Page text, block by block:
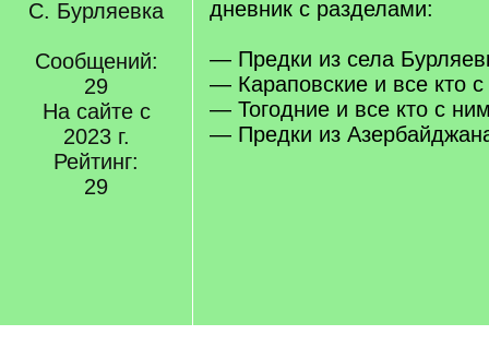
С. Бурляевка
Сообщений:
29
На сайте с
2023 г.
Рейтинг:
29
дневник с разделами:
— Предки из села
— Караповские и все кто
— Тогодние и все кто с
— Предки из